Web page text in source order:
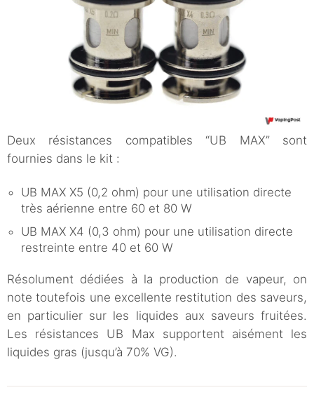
Deux résistances compatibles “UB MAX” sont
fournies dans le kit :
UB MAX X5 (0,2 ohm) pour une utilisation directe
très aérienne entre 60 et 80 W
UB MAX X4 (0,3 ohm) pour une utilisation directe
restreinte entre 40 et 60 W
Résolument dédiées à la production de vapeur, on
note toutefois une excellente restitution des saveurs,
en particulier sur les liquides aux saveurs fruitées.
Les résistances UB Max supportent aisément les
liquides gras (jusqu’à 70% VG).